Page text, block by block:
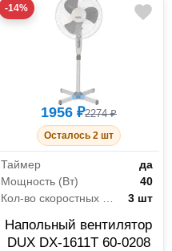
-14%
1956 ₽2274 ₽
Осталось 2 шт
Таймер
да
Мощность (Вт)
40
3 шт
Напольный вентилятор
DUX DX-1611T 60-0208